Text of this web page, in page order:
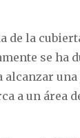
de la
se ha
alcanzar
a un área